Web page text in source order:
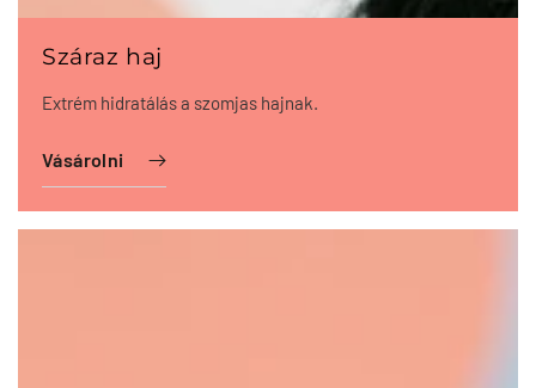
Száraz haj
Extrém hidratálás a szomjas hajnak.
Vásárolni